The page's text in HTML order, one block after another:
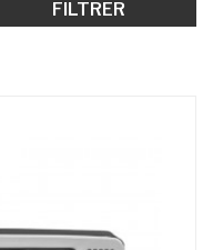
FILTRER